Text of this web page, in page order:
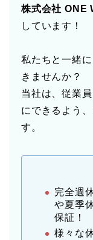
株式会社 ONE
しています！
私たちと一緒
きませんか？
当社は、従業
にできるよう
す。
完全週
や夏季
保証！
様々な